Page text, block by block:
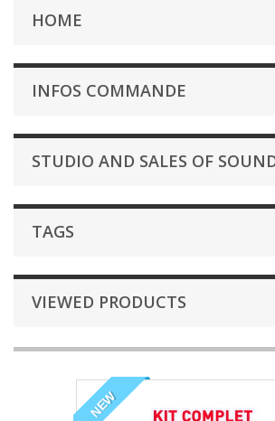
HOME
INFOS COMMANDE
STUDIO AND SALES OF
TAGS
VIEWED PRODUCTS
NEW